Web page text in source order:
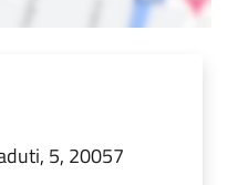
5, 20057